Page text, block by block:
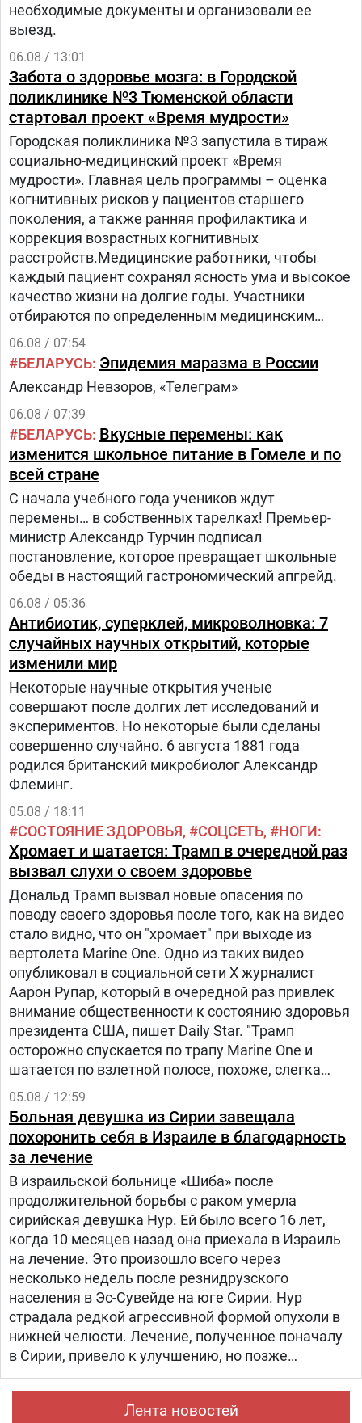
необходимые документы и организовали ее
выезд.
06.08 / 13:01
Забота о здоровье мозга: в Городской
поликлинике №3 Тюменской области
стартовал проект «Время мудрости»
Городская поликлиника №3 запустила в тираж
социально-медицинский проект «Время
мудрости». Главная цель программы – оценка
когнитивных рисков у пациентов старшего
поколения, а также ранняя профилактика и
коррекция возрастных когнитивных
расстройств.Медицинские работники, чтобы
каждый пациент сохранял ясность ума и высокое
качество жизни на долгие годы. Участники
отбираются по определенным медицинским
критериям из числа прикрепленного к
поликлинике населения.Путь в проекте состоит
из трех этапов:1.
06.08 / 07:54
БЕЛАРУСЬ Эпидемия маразма в России
Александр Невзоров, «Телеграм»
06.08 / 07:39
БЕЛАРУСЬ Вкусные перемены: как
изменится школьное питание в Гомеле и по
всей стране
С начала учебного года учеников ждут
перемены… в собственных тарелках! Премьер-
министр Александр Турчин подписал
постановление, которое превращает школьные
обеды в настоящий гастрономический апгрейд.
06.08 / 05:36
Антибиотик, суперклей, микроволновка: 7
случайных научных открытий, которые
изменили мир
Некоторые научные открытия ученые
совершают после долгих лет исследований и
экспериментов. Но некоторые были сделаны
совершенно случайно. 6 августа 1881 года
родился британский микробиолог Александр
Флеминг.
05.08 / 18:11
СОСТОЯНИЕ ЗДОРОВЬЯ СОЦСЕТЬ НОГИ
Хромает и шатается: Трамп в очередной раз
вызвал слухи о своем здоровье
Дональд Трамп вызвал новые опасения по
поводу своего здоровья после того, как на видео
стало видно, что он "хромает" при выходе из
вертолета Marine One. Одно из таких видео
опубликовал в социальной сети Х журналист
Аарон Рупар, который в очередной раз привлек
внимание общественности к состоянию здоровья
президента США, пишет Daily Star. "Трамп
осторожно спускается по трапу Marine One и
шатается по взлетной полосе, похоже, слегка
прихрамывая", — написал журналист.
05.08 / 12:59
Больная девушка из Сирии завещала
похоронить себя в Израиле в благодарность
за лечение
В израильской больнице «Шиба» после
продолжительной борьбы с раком умерла
сирийская девушка Нур. Ей было всего 16 лет,
когда 10 месяцев назад она приехала в Израиль
на лечение. Это произошло всего через
несколько недель после резнидрузского
населения в Эс-Сувейде на юге Сирии. Нур
страдала редкой агрессивной формой опухоли в
нижней челюсти. Лечение, полученное поначалу
в Сирии, привело к улучшению, но позже
произошел рецидив болезни. Нур попала на
лечение в «Шибу» в рамках гуманитарного
проекта «Шевет-ахим» («Кровные братья).
Лента новостей